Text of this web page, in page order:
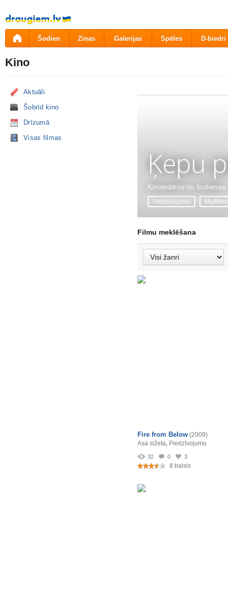
Pāriet
uz
saturu
Šodien Ziņas Galerijas Spēles D-biedri
Kino
Aktuāli
Šobrīd kino
Drīzumā
Visas filmas
Ķepu
Kinoteātros no šodienas
Piedzīvojumu
Filmu meklēšana
Fire from Below (2009)
Asa sižeta, Piedzīvojumu
32 0 3
8 balsis